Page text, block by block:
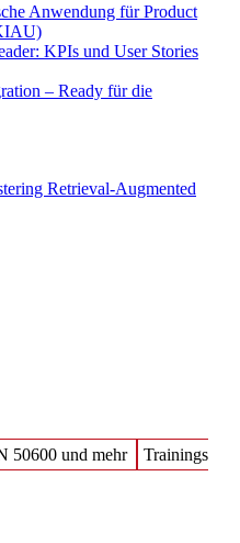
Anwendung für Product
KPIs und User Stories
– Ready für die
Retrieval-Augmented
50600 und mehr
Trainings